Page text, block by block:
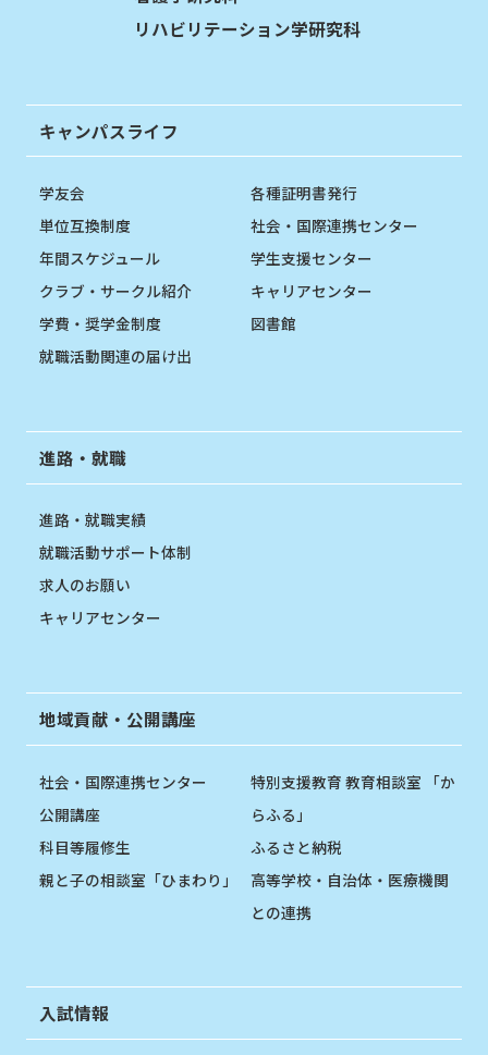
リハビリテーション学研究科
キャンパスライフ
学友会
単位互換制度
年間スケジュール
クラブ・サークル紹介
学費・奨学金制度
就職活動関連の届け出
各種証明書発行
社会・国際連携センター
学生支援センター
キャリアセンター
図書館
進路・就職
進路・就職実績
就職活動サポート体制
求人のお願い
キャリアセンター
地域貢献・公開講座
社会・国際連携センター
公開講座
科目等履修生
親と子の相談室「ひまわり」
特別支援教育 教育相談室 「か
らふる」
ふるさと納税
高等学校・自治体・医療機関
との連携
入試情報